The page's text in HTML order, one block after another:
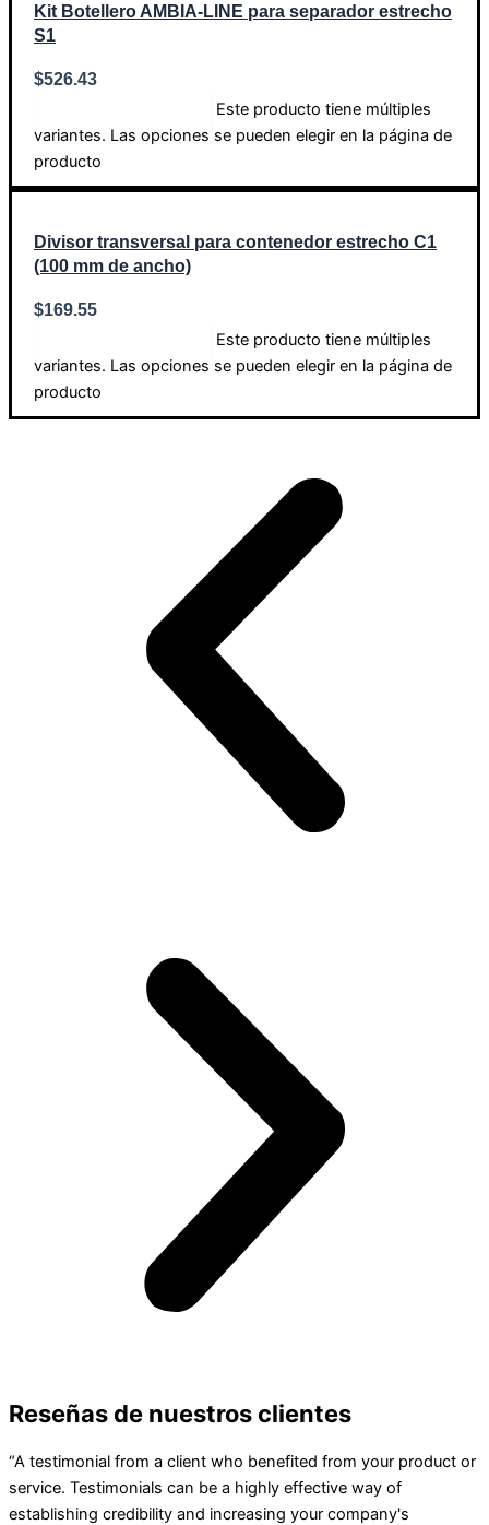
Kit Botellero AMBIA-LINE para separador estrecho
S1
$526.43
Este producto tiene múltiples
variantes. Las opciones se pueden elegir en la página de
producto
Divisor transversal para contenedor estrecho C1
(100 mm de ancho)
$169.55
Este producto tiene múltiples
variantes. Las opciones se pueden elegir en la página de
producto
Reseñas de nuestros clientes
“A testimonial from a client who benefited from your product or
service. Testimonials can be a highly effective way of
establishing credibility and increasing your company's